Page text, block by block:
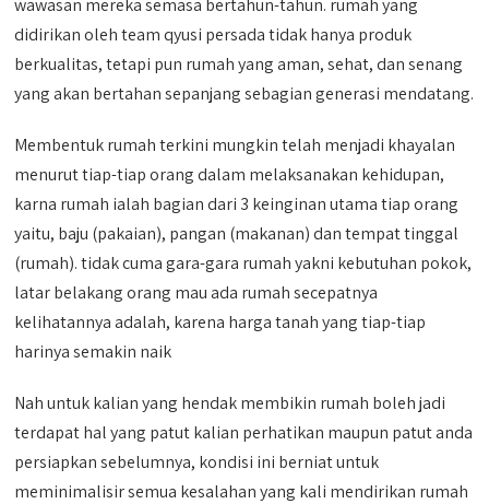
wawasan mereka semasa bertahun-tahun. rumah yang
didirikan oleh team qyusi persada tidak hanya produk
berkualitas, tetapi pun rumah yang aman, sehat, dan senang
yang akan bertahan sepanjang sebagian generasi mendatang.
Membentuk rumah terkini mungkin telah menjadi khayalan
menurut tiap-tiap orang dalam melaksanakan kehidupan,
karna rumah ialah bagian dari 3 keinginan utama tiap orang
yaitu, baju (pakaian), pangan (makanan) dan tempat tinggal
(rumah). tidak cuma gara-gara rumah yakni kebutuhan pokok,
latar belakang orang mau ada rumah secepatnya
kelihatannya adalah, karena harga tanah yang tiap-tiap
harinya semakin naik
Nah untuk kalian yang hendak membikin rumah boleh jadi
terdapat hal yang patut kalian perhatikan maupun patut anda
persiapkan sebelumnya, kondisi ini berniat untuk
meminimalisir semua kesalahan yang kali mendirikan rumah